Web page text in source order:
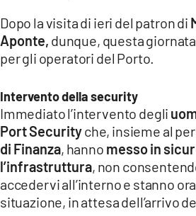
ILREGGINO.IT
COSENZACHANNEL.IT
ILVIBONESE.IT
CATANZAROCHANNEL.IT
LACAPITALENEWS.IT
App
Dopo la visita di ieri del patron di
Aponte, dunque, questa
per gli operatori del Porto.
Intervento della security
Immediato l’intervento degli
Port Securityche, insieme al
di Finanza, hanno messo in
l’infrastruttura, non
accedervi all’interno e stanno
situazione, in attesa dell’arrivo